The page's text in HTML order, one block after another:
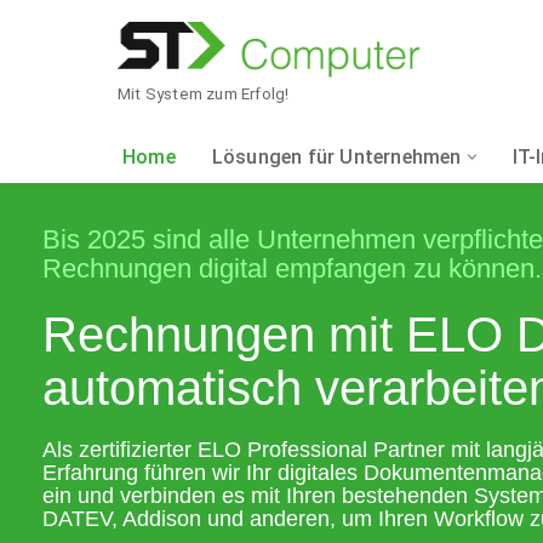
Mit System zum Erfolg!
Home Lösungen für Unternehmen
Sage 50 Auftrag
Sage 50
Sage 50 Handwerk
Sage 100
Drahtlosnetzwerke
Monitoring
Verbindung von
WEBDESIGN
Referenzen
Internetprovider
Bis 2025 sind alle Unternehmen
Rechnungen digital empfangen zu können.
Rechnungen mit ELO
automatisch
Als zertifizierter ELO Professional Partner mit
Erfahrung führen wir Ihr digitales
ein und verbinden es mit Ihren bestehenden
DATEV, Addison und anderen, um Ihren Workflow